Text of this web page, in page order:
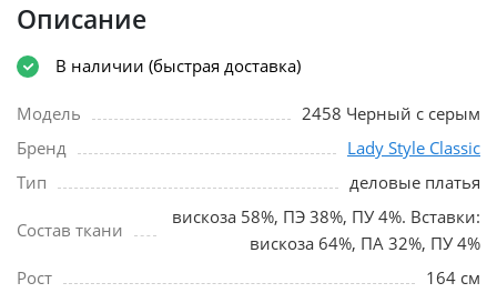
Описание
В наличии (быстрая доставка)
Модель
2458 Черный с серым
Бренд
Lady Style Classic
Тип
деловые платья
Состав ткани
вискоза 58%, ПЭ 38%, ПУ 4%. Вставки:
вискоза 64%, ПА 32%, ПУ 4%
Рост
164 см